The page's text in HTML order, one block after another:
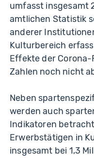
umfasst insgesamt
amtlichen Statistik
anderer
Kulturbereich
Effekte der
Zahlen noch nicht
Neben
werden auch
Indikatoren
Erwerbstätigen in
insgesamt bei 1,3